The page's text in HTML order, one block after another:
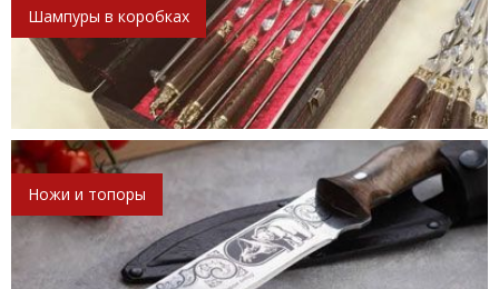
Шампуры в коробках
Ножи и топоры